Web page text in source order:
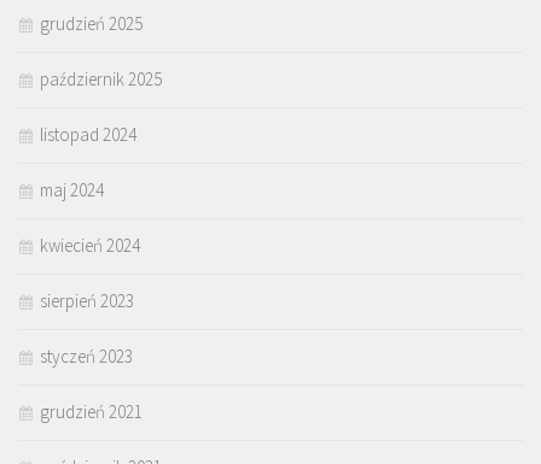
grudzień 2025
październik 2025
listopad 2024
maj 2024
kwiecień 2024
sierpień 2023
styczeń 2023
grudzień 2021